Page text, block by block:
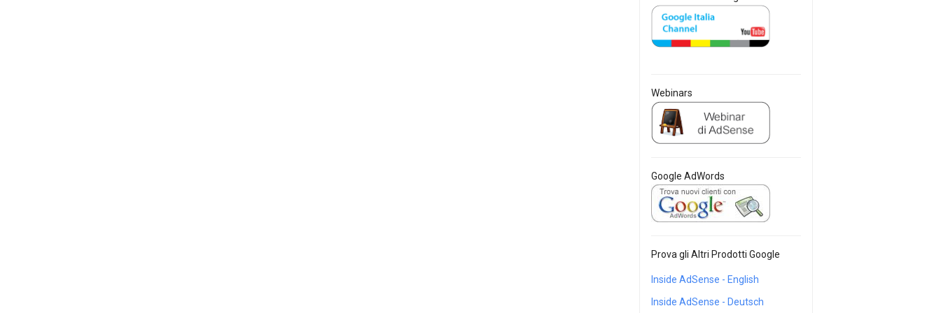
Webinars
Google AdWords
Prova gli Altri Prodotti Google
Inside AdSense - English
Inside AdSense - Deutsch